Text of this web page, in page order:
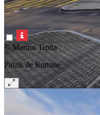
© Marino Trotta
Palais de Rumine